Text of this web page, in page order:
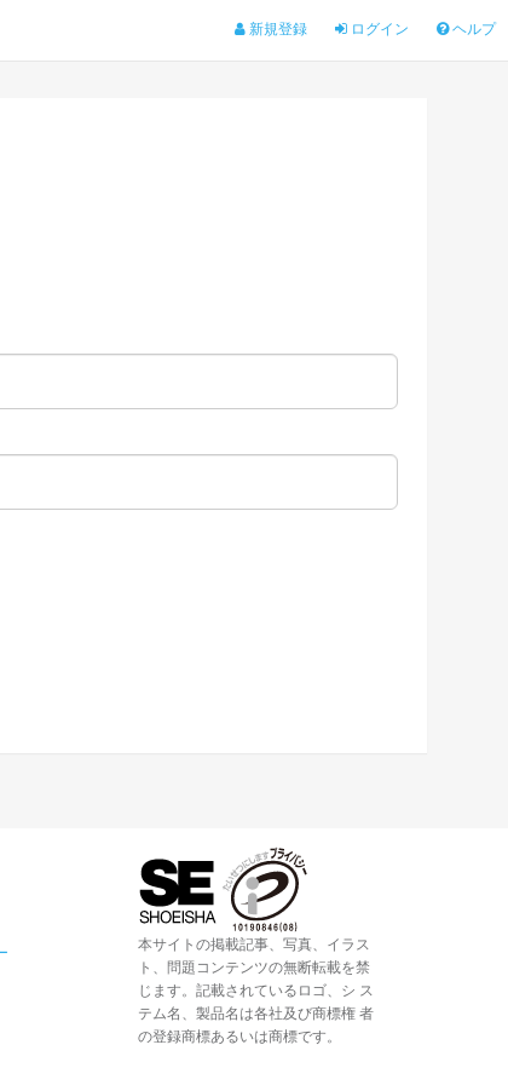
新規登録 ログイン ヘルプ
本サイトの掲載記事、写真、イラス
ト、問題コンテンツの無断転載を禁
じます。記載されているロゴ、シ ス
テム名、製品名は各社及び商標権 者
の登録商標あるいは商標です。